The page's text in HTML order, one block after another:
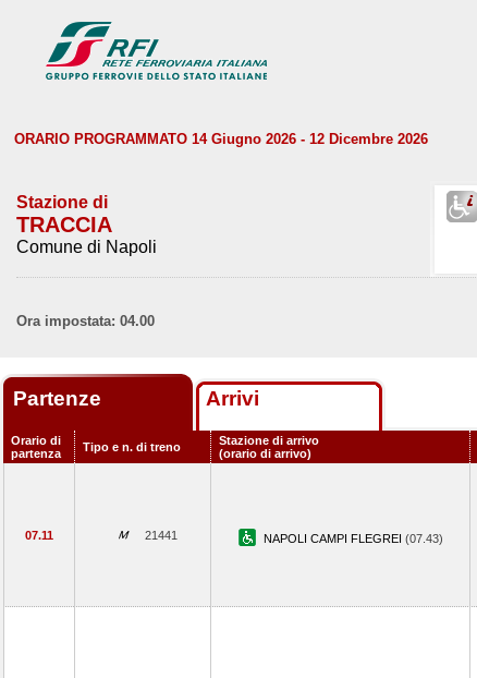
ORARIO PROGRAMMATO 14 Giugno 2026 - 12 Dicembre 2026
Stazione di
TRACCIA
Comune di Napoli
Ora impostata: 04.00
Partenze Arrivi
Orario di
partenza
Tipo e n. di treno
Stazione di arrivo
(orario di arrivo)
07.11 21441 NAPOLI CAMPI FLEGREI (07.43)